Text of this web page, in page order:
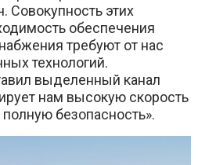
Совокупность этих
обеспечения
требуют от нас
технологий.
выделенный канал
нам высокую скорость
безопасность».